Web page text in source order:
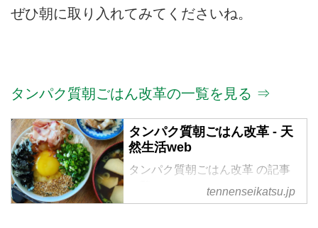
ぜひ朝に取り入れてみてくださいね。
タンパク質朝ごはん改革の一覧を見る ⇒
タンパク質朝ごはん改革 - 天
然生活web
タンパク質朝ごはん改革 の記事
tennenseikatsu.jp